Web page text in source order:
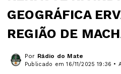
GEOGRÁFICA
REGIÃO DE
Por Rádio do Mate
Publicado em 16/11/2025 19:36 •